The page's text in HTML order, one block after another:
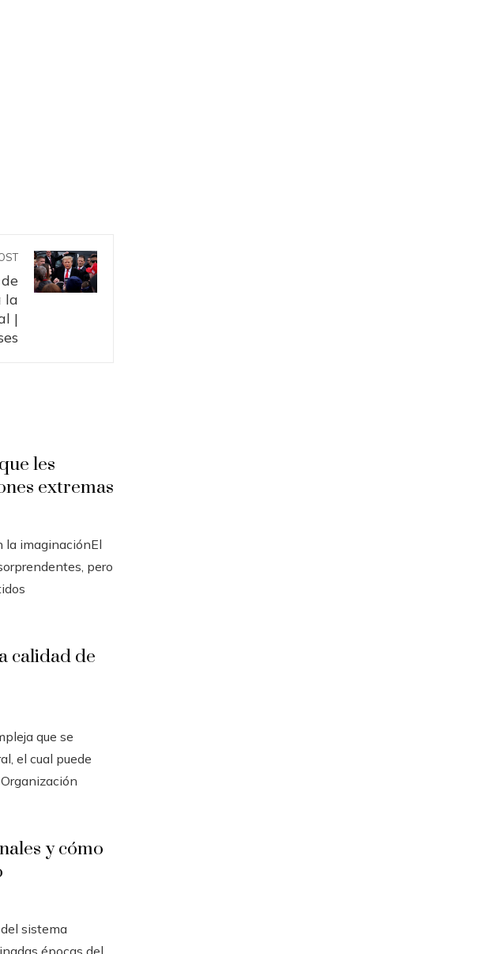
la
|
les
extremas
la imaginaciónEl
pero
calidad de
que se
el cual puede
y cómo
sistema
épocas del